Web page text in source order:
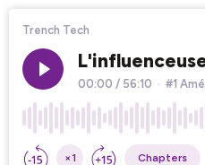
Trench Tech
00:00 / 56:10 #1
×1 Chapters